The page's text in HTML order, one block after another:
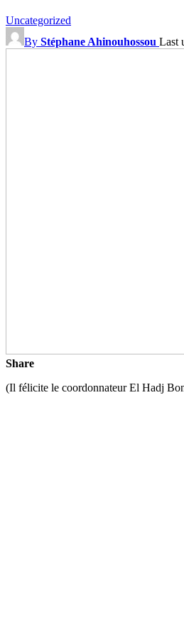
Uncategorized
By Stéphane Ahinouhossou Last
Share
(Il félicite le coordonnateur El Hadj